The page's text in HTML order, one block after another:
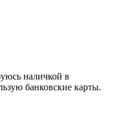
наличкой в
банковские карты.